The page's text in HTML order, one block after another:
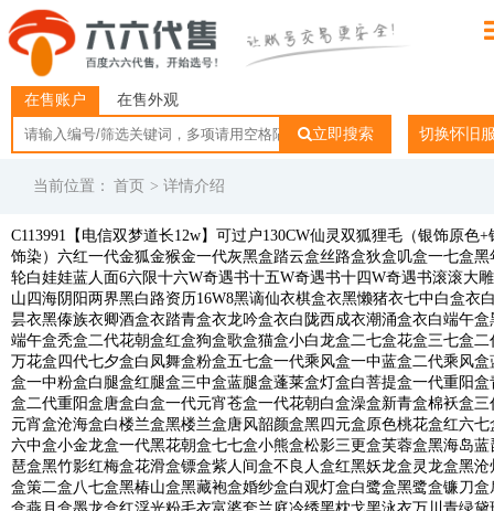
在售账户 在售外观
立即搜索 切换怀旧
当前位置： 首页 > 详情介绍
C113991【电信双梦道长12w】可过户130CW仙灵双狐狸毛（银饰原色+
饰染）六红一代金狐金猴金一代灰黑盒踏云盒丝路盒狄盒叽盒一七盒黑
轮白娃娃蓝人面6六限十六W奇遇书十五W奇遇书十四W奇遇书滚滚大
山四海阴阳两界黑白路资历16W8黑谪仙衣棋盒衣黑懒猪衣七中白盒衣
昙衣黑傣族衣卿酒盒衣踏青盒衣龙吟盒衣白陇西成衣潮涌盒衣白端午盒
端午盒秃盒二代花朝盒红盒狗盒歌盒猫盒小白龙盒二七盒花盒三七盒二
万花盒四代七夕盒白凤舞盒粉盒五七盒一代乘风盒一中蓝盒二代乘风盒
盒一中粉盒白腿盒红腿盒三中盒蓝腿盒蓬莱盒灯盒白菩提盒一代重阳盒
盒二代重阳盒唐盒白盒一代元宵苍盒一代花朝白盒澡盒新青盒棉袄盒三
元宵盒沧海盒白楼兰盒黑楼兰盒唐风韶颜盒黑四元盒原色桃花盒红六七
六中盒小金龙盒一代黑花朝盒七七盒小熊盒松影三更盒芙蓉盒黑海岛蓝
琶盒黑竹影红梅盒花滑盒镖盒紫人间盒不良人盒红黑妖龙盒灵龙盒黑沧
盒策二盒八七盒黑椿山盒黑藏袍盒婚纱盒白观灯盒白鹭盒黑鹭盒镰刀盒